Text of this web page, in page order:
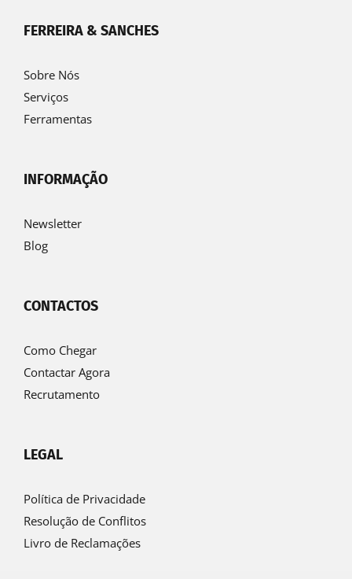
FERREIRA & SANCHES
Sobre Nós
Serviços
Ferramentas
INFORMAÇÃO
Newsletter
Blog
CONTACTOS
Como Chegar
Contactar Agora
Recrutamento
LEGAL
Política de Privacidade
Resolução de Conflitos
Livro de Reclamações